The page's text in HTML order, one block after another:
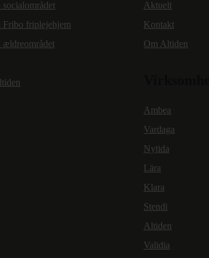
Fribo friplejehjem
ældreområdet
Aktuelt
Kontakt
Om Altiden
Ambea
Vardaga
Nytida
Lära
Klara
Stendi
Altiden
Validia